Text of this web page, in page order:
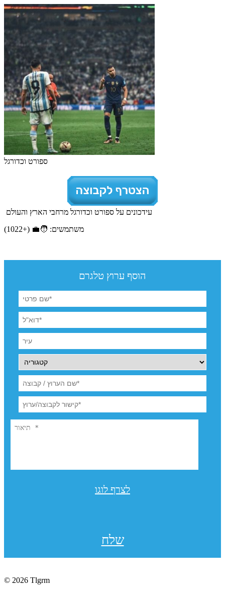
ספורט וכדורגל
עידכונים על ספורט וכדורגל מרחבי הארץ והעולם
משתמשים: 🧑‍💼 (+1022)
הוסף ערוץ טלגרם
לצרף לוגו
שלח
© 2026 Tlgrm